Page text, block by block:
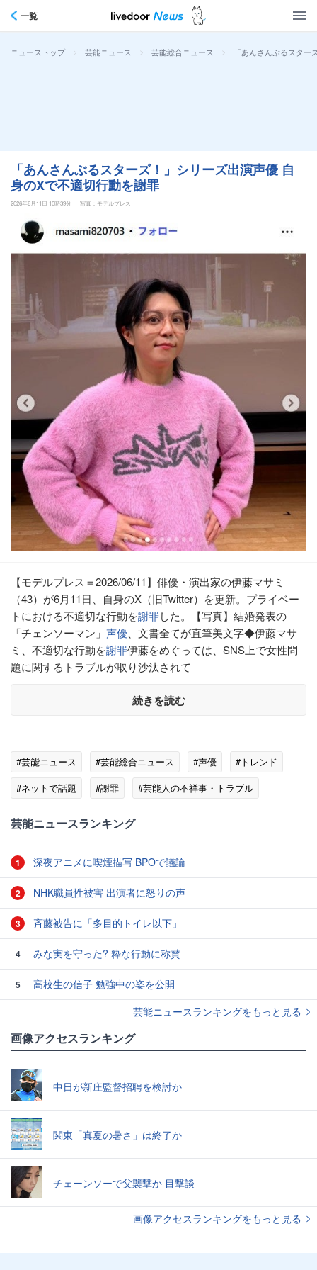
一覧
ニューストップ > 芸能ニュース > 芸能総合ニュース > 「あんさんぶるスタ
「あんさんぶるスターズ！」シリーズ出演声優 自
身のXで不適切行動を謝罪
2026年6月11日 10時39分 写真：モデルプレス
【モデルプレス＝2026/06/11】俳優・演出家の伊藤マサミ
（43）が6月11日、自身のX（旧Twitter）を更新。プライベー
トにおける不適切な行動を謝罪した。【写真】結婚発表の
「チェンソーマン」 声優 、文書全てが直筆美文字◆伊藤マサ
ミ、不適切な行動を謝罪伊藤をめぐっては、SNS上で女性問
題に関するトラブルが取り沙汰されて
続きを読む
#芸能ニュース #芸能総合ニュース #声優
#トレンド
#ネットで話題
#謝罪 #芸能人の不祥事・トラブル
芸能ニュースランキング
1 深夜アニメに喫煙描写 BPOで議論
2 NHK職員性被害 出演者に怒りの声
3 斉藤被告に「多目的トイレ以下」
4 みな実を守った? 粋な行動に称賛
5
高校生の信子 勉強中の姿を公開
芸能ニュースランキングをもっと見る
画像アクセスランキング
中日が新庄監督招聘を検討か
関東「真夏の暑さ」は終了か
チェーンソーで父襲撃か 目撃談
画像アクセスランキングをもっと見る